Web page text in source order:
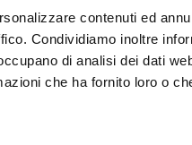
contenuti ed
Condividiamo inoltre
di analisi dei dati
che ha fornito loro o